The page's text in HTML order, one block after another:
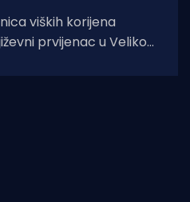
viških korijena
prvijenac u Velikoj